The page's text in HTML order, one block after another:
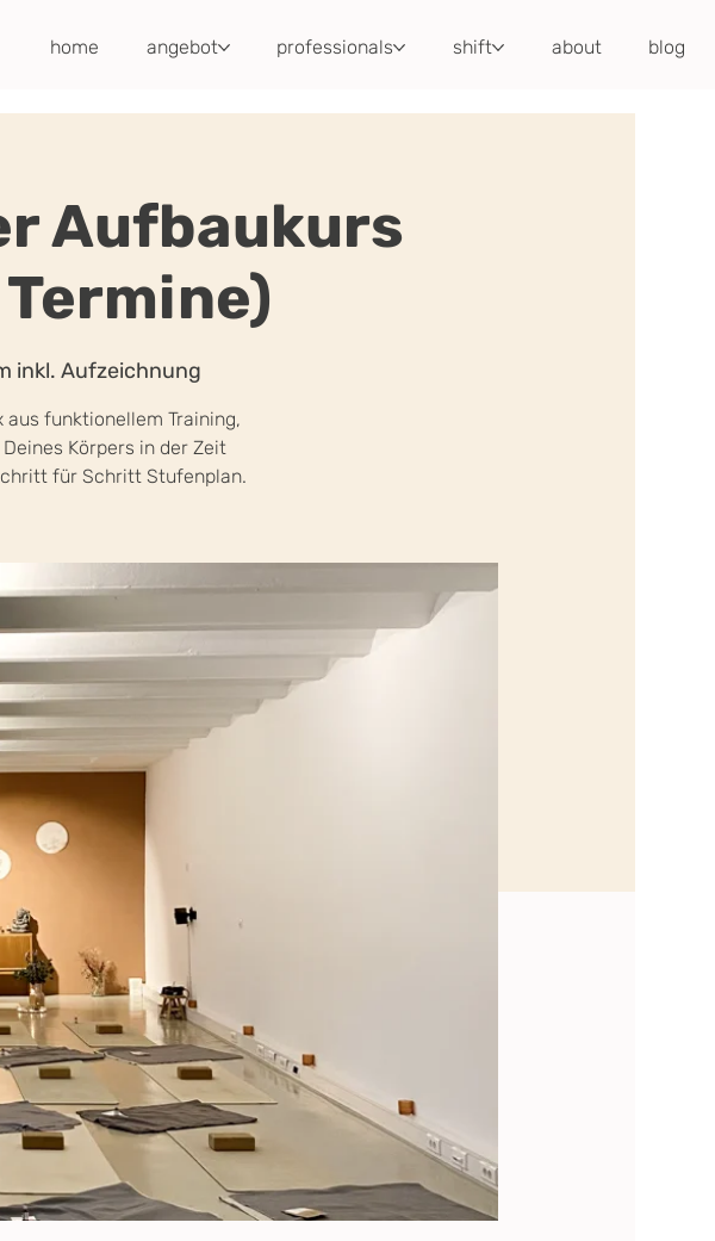
home angebot professionals shift about blog
Aufbaukurs
inkl. Aufzeichnung
funktionellem Training,
Körpers in der Zeit
für Schritt Stufenplan.